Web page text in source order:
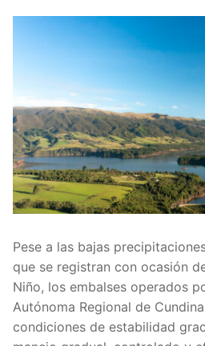
Pese a las bajas
que se registran con ocasión
Niño, los embalses operados
Autónoma Regional de
condiciones de estabilidad